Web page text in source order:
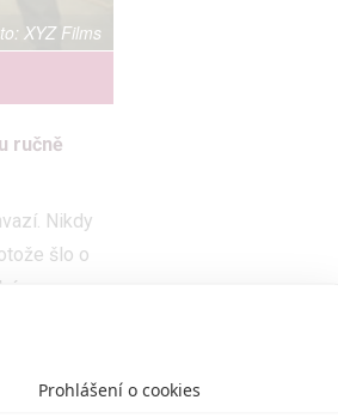
XYZ Films
ručně
Nikdy
šlo o
točí
bohatým
Prohlášení o cookies